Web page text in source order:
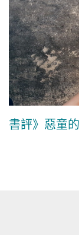
書評》惡童